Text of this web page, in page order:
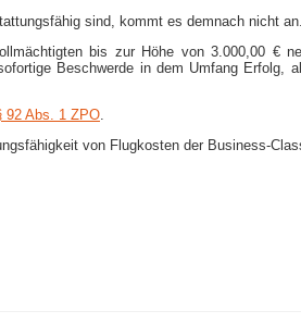
sind, kommt es demnach nicht an.
bis zur Höhe von 3.000,00 €
Beschwerde in dem Umfang Erfolg,
92 Abs. 1 ZPO
von Flugkosten der Business-​